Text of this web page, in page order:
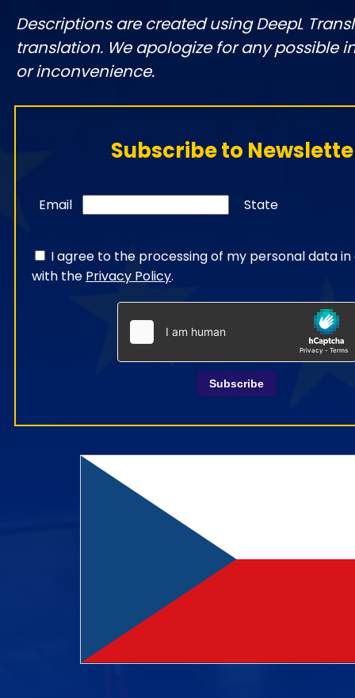
Descriptions are created using DeepL
translation. We apologize for any possible
or inconvenience.
Subscribe to
Email State
I agree to the processing of my personal data
with the Privacy Policy.
Subscribe